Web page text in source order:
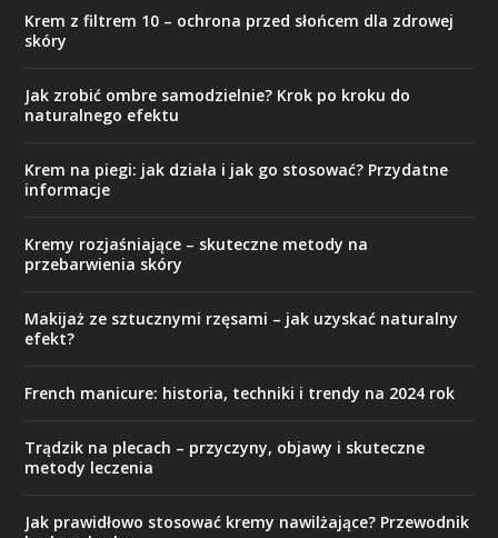
Krem z filtrem 10 – ochrona przed słońcem dla zdrowej
skóry
Jak zrobić ombre samodzielnie? Krok po kroku do
naturalnego efektu
Krem na piegi: jak działa i jak go stosować? Przydatne
informacje
Kremy rozjaśniające – skuteczne metody na
przebarwienia skóry
Makijaż ze sztucznymi rzęsami – jak uzyskać naturalny
efekt?
French manicure: historia, techniki i trendy na 2024 rok
Trądzik na plecach – przyczyny, objawy i skuteczne
metody leczenia
Jak prawidłowo stosować kremy nawilżające? Przewodnik